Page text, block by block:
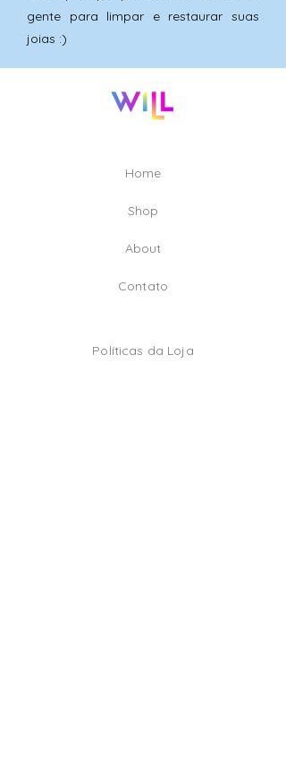
gente para limpar e restaurar suas
joias :)
Home
Shop
About
Contato
Políticas da Loja